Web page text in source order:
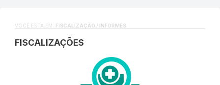
VOCÊ ESTÁ EM: FISCALIZAÇÃO / INFORMES
FISCALIZAÇÕES